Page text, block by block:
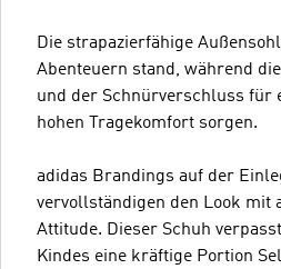
Die strapazierfähige
Abenteuern stand, während
und der Schnürverschluss für
hohen Tragekomfort sorgen.
adidas Brandings auf der
vervollständigen den Look mit
Attitude. Dieser Schuh
Kindes eine kräftige Portion